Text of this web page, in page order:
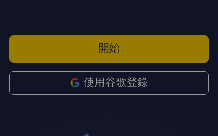
開始
使用谷歌登錄